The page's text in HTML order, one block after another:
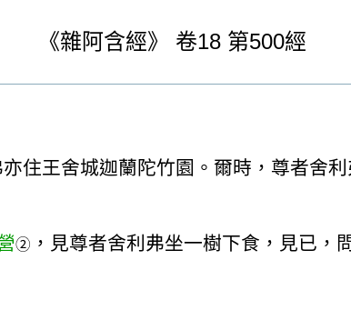
《雜阿含經》 卷18 第500經
住王舍城迦蘭陀竹園。爾時，尊者舍
② ，見尊者舍利弗坐一樹下食，見已，